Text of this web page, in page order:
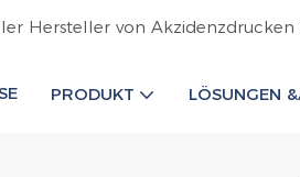
Hersteller von Akzidenzdrucken
PRODUKT LÖSUNGEN